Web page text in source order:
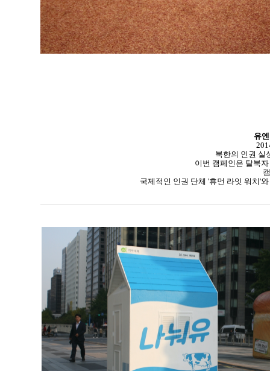
유
북한의 인권 실
이번 캠페인은 탈북
국제적인 인권 단체 '휴먼 라잇 워치'